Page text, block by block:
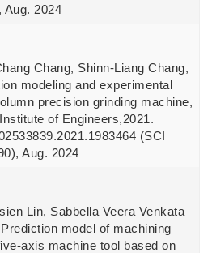
Aug. 2024
Chang, Shinn-Liang Chang,
modeling and experimental
precision grinding machine,
of Engineers,2021.
(SCI
Aug. 2024
Lin, Sabbella Veera Venkata
model of machining
axis machine tool based on